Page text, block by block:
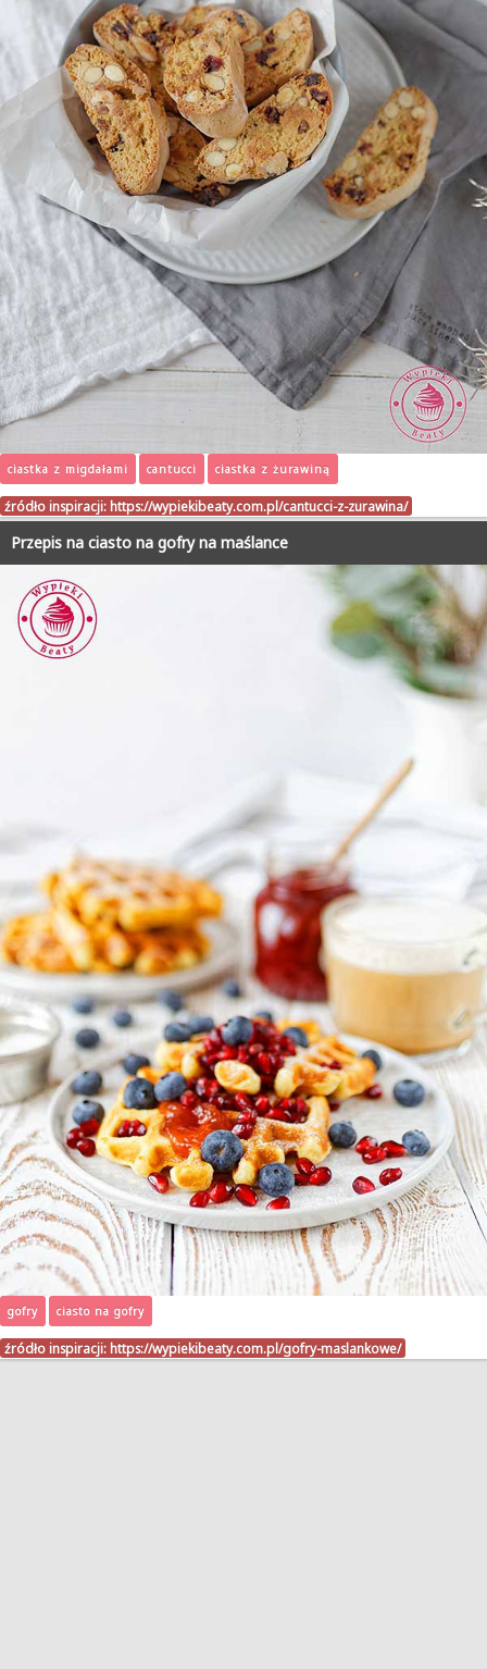
ciastka z migdałami cantucci ciastka z żurawiną
źródło inspiracji: https://wypiekibeaty.com.pl/cantucci-z-zurawina/
Przepis na ciasto na gofry na maślance
gofry ciasto na gofry
źródło inspiracji: https://wypiekibeaty.com.pl/gofry-maslankowe/